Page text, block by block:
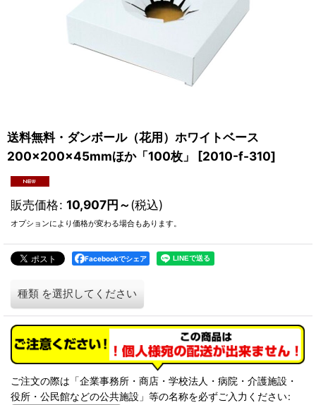
送料無料・ダンボール（花用）ホワイトベース
200×200×45mmほか「100枚」
[2010-f-310]
販売価格: 10,907円～(税込)
オプションにより価格が変わる場合もあります。
Facebookでシェア
種類 を選択してください
ご注文の際は「企業事務所・商店・学校法人・病院・介護施設・
役所・公民館などの公共施設」等の名称を必ずご入力ください: